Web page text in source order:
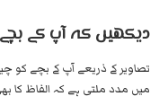
دیکھیں کہ آپ کے
تصاویر کے ذریعے آپ کے بچے کو
میں مدد ملتی ہے کہ الفاظ کا